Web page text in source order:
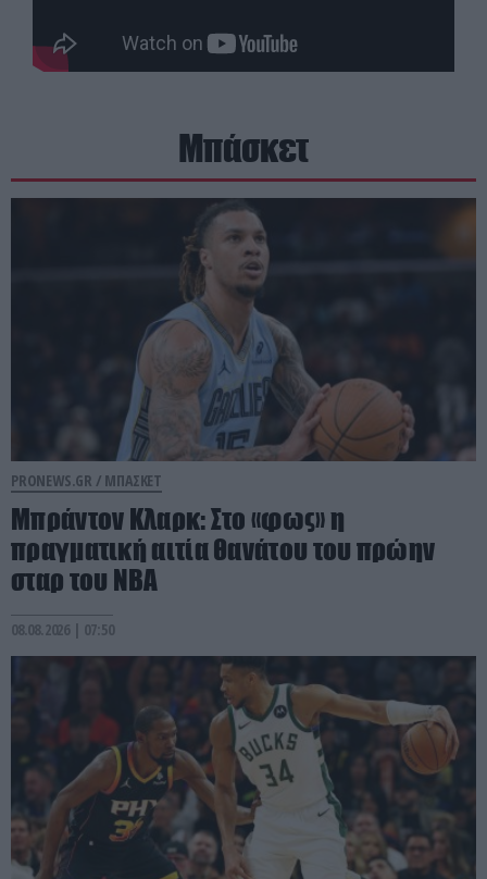
Μπάσκετ
PRONEWS.GR / ΜΠΑΣΚΕΤ
Μπράντον Κλαρκ: Στο «φως» η
πραγματική αιτία θανάτου του πρώην
σταρ του ΝΒΑ
08.08.2026 | 07:50